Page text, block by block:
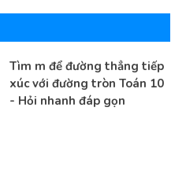
Tìm m để đường thẳng tiếp
xúc với đường tròn Toán 10
- Hỏi nhanh đáp gọn